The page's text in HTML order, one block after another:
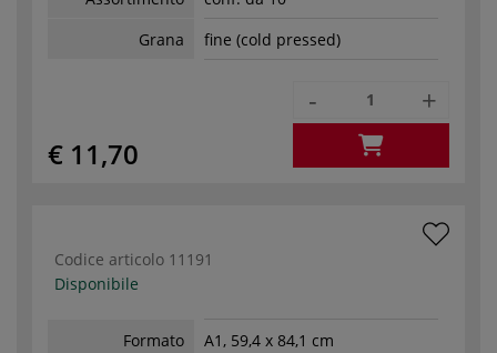
Grana
fine (cold pressed)
€ 11,70
- +
Codice articolo 11191
Disponibile
Formato
A1, 59,4 x 84,1 cm